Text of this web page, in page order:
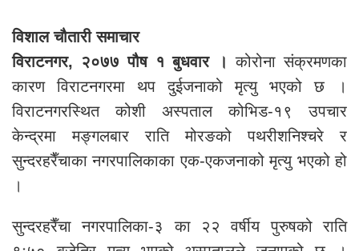
विशाल चौतारी समाचार
विराटनगर, २०७७ पौष १ बुधवार ।कोरोना संक्रमणका
कारण विराटनगरमा थप दुईजनाको मृत्यु भएको छ ।
विराटनगरस्थित कोशी अस्पताल कोभिड-१९ उपचार
केन्द्रमा मङ्गलबार राति मोरङको पथरीशनिश्चरे र
सुन्दरहरैँचाका नगरपालिकाका एक-एकजनाको मृत्यु भएको हो
।
सुन्दरहरैँचा नगरपालिका-३ का २२ वर्षीय पुरुषको राति